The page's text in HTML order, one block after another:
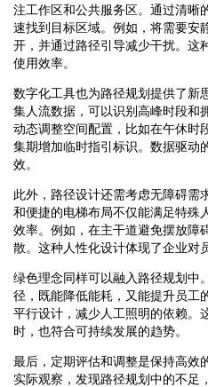
注工作区和公共服务区。通过清晰
速找到目标区域。例如，将需要安
开，并通过路径引导减少干扰。这
使用效率。
数字化工具也为路径规划提供了新
集人流数据，可以识别高峰时段和
动态调整空间配置，比如在午休时
集期增加临时指引标识。数据驱动
效。
此外，路径设计还需考虑无障碍需
和便捷的电梯布局不仅能满足特殊
效率。例如，在主干道避免摆放障
散。这种人性化设计体现了企业对
绿色理念同样可以融入路径规划中
径，既能降低能耗，又能提升员工
平行设计，减少人工照明的依赖。
时，也符合可持续发展的趋势。
最后，定期评估和调整是保持高效
实际观察，发现路径规划中的不足